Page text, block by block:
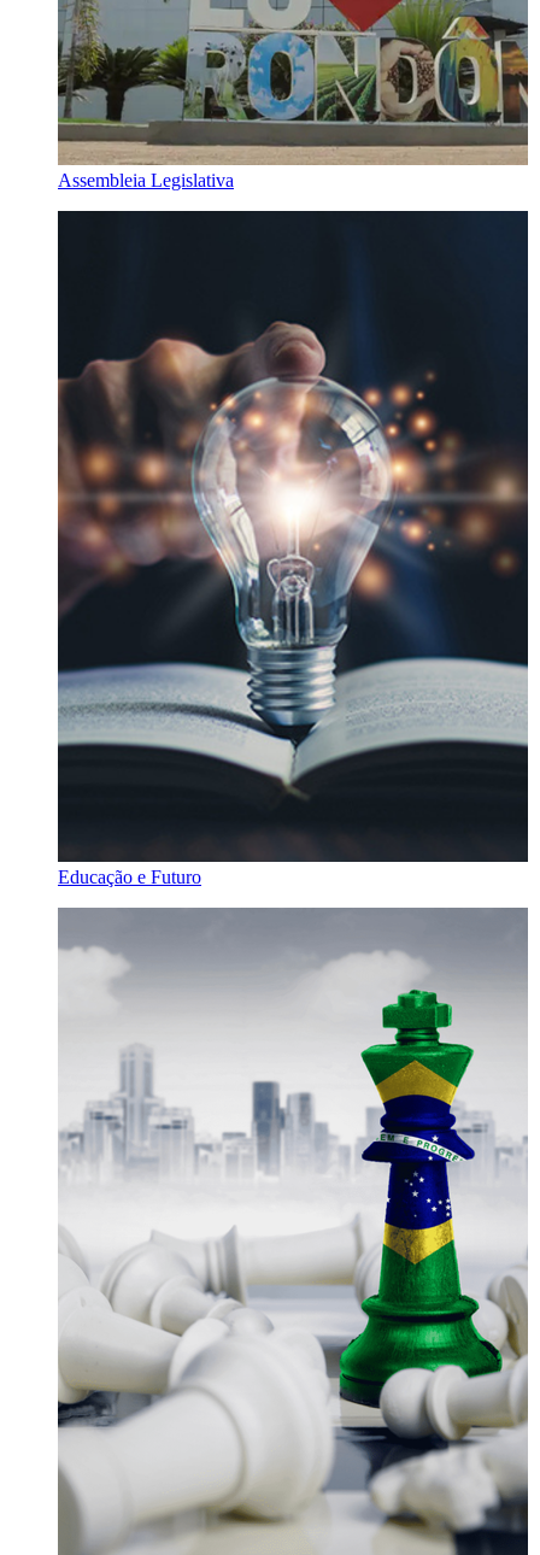
Assembleia Legislativa
Educação e Futuro